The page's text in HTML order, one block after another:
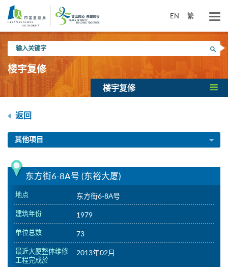
内
EN 繁
入
关
键
搜寻
楼宇复修
楼宇复修
返回
其他项目
东方街6-8A号 (东裕大厦)
地点 东方街6-8A号
建筑年份 1979
单位总数 73
最近大厦整体维修
工程完成於
2013年02月